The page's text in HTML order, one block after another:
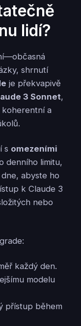
lidí?
shrnutí
je překvapivě
3 Sonnet,
koherentní a
s omezeními
denního limitu,
abyste ho
k Claude 3
nebo
každý den.
modelu
přístup během